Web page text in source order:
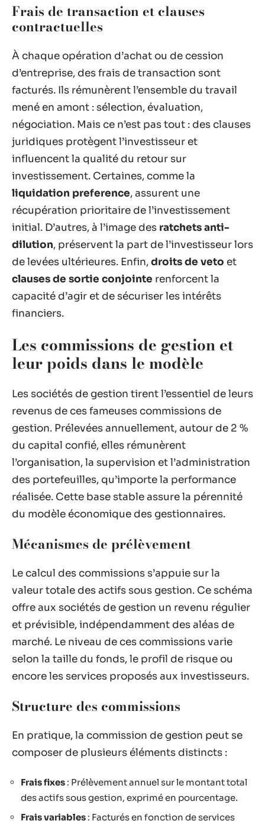
Frais de transaction et clauses
contractuelles
À chaque opération d’achat ou de cession
d’entreprise, des frais de transaction sont
facturés. Ils rémunèrent l’ensemble du travail
mené en amont : sélection, évaluation,
négociation. Mais ce n’est pas tout : des clauses
juridiques protègent l’investisseur et
influencent la qualité du retour sur
investissement. Certaines, comme la
liquidation preference, assurent une
récupération prioritaire de l’investissement
initial. D’autres, à l’image des ratchets anti-
dilution, préservent la part de l’investisseur lors
de levées ultérieures. Enfin,droits de veto et
clauses de sortie conjointe renforcent la
capacité d’agir et de sécuriser les intérêts
financiers.
Les commissions de gestion et
leur poids dans le modèle
Les sociétés de gestion tirent l’essentiel de leurs
revenus de ces fameuses commissions de
gestion. Prélevées annuellement, autour de 2 %
du capital confié, elles rémunèrent
l’organisation, la supervision et l’administration
des portefeuilles, qu’importe la performance
réalisée. Cette base stable assure la pérennité
du modèle économique des gestionnaires.
Mécanismes de prélèvement
Le calcul des commissions s’appuie sur la
valeur totale des actifs sous gestion. Ce schéma
offre aux sociétés de gestion un revenu régulier
et prévisible, indépendamment des aléas de
marché. Le niveau de ces commissions varie
selon la taille du fonds, le profil de risque ou
encore les services proposés aux investisseurs.
Structure des commissions
En pratique, la commission de gestion peut se
composer de plusieurs éléments distincts :
Frais fixes : Prélèvement annuel sur le montant total
des actifs sous gestion, exprimé en pourcentage.
Frais variables : Facturés en fonction de services